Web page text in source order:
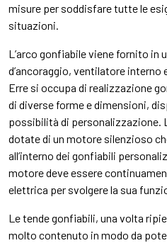
misure per soddisfare tutte le
situazioni.
L’arco gonfiabile viene fornito in
d’ancoraggio, ventilatore
Erre si occupa di realizzazione
di diverse forme e dimensioni,
possibilità di personalizzazione.
dotate di un motore silenzioso
all’interno dei gonfiabili
motore deve essere
elettrica per svolgere la sua
Le tende gonfiabili, una volta
molto contenuto in modo da